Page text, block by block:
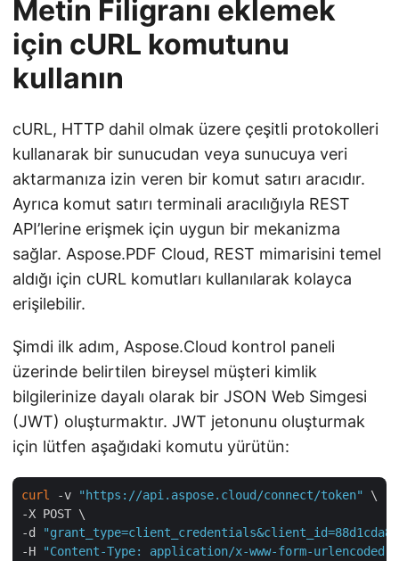
Metin Filigranı eklemek
için cURL komutunu
kullanın
cURL, HTTP dahil olmak üzere çeşitli protokolleri
kullanarak bir sunucudan veya sunucuya veri
aktarmanıza izin veren bir komut satırı aracıdır.
Ayrıca komut satırı terminali aracılığıyla REST
API’lerine erişmek için uygun bir mekanizma
sağlar. Aspose.PDF Cloud, REST mimarisini temel
aldığı için cURL komutları kullanılarak kolayca
erişilebilir.
Şimdi ilk adım, Aspose.Cloud kontrol paneli
üzerinde belirtilen bireysel müşteri kimlik
bilgilerinize dayalı olarak bir JSON Web Simgesi
(JWT) oluşturmaktır. JWT jetonunu oluşturmak
için lütfen aşağıdaki komutu yürütün:
curl -v "https://api.aspose.cloud/connect/token"
\
-X POST \
-d
"grant_type=client_credentials&client_id=88d1cda8-
-H
"Content-Type: application/x-www-form-urlencoded"